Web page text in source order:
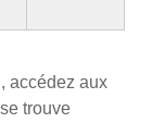
accédez aux
trouve